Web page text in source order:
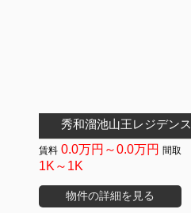
秀和溜池山王レジデンス
0.0万円～0.0万円
1K～1K
物件の詳細を見る